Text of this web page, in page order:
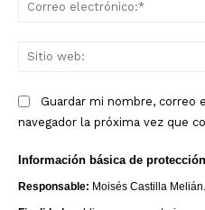
Doce
Guardar mi nombre,
navegador la próxima vez que
Información básica de
Responsable: Moisés Castilla Melián.